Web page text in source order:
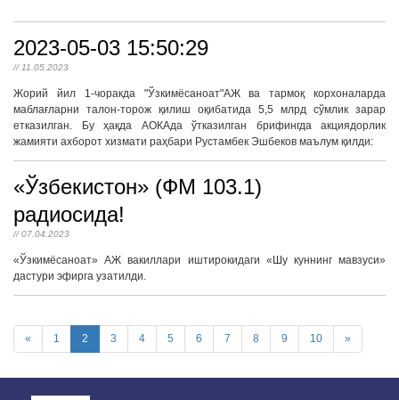
2023-05-03 15:50:29
// 11.05.2023
Жорий йил 1-чоракда "Ўзкимёсаноат"АЖ ва тармоқ корхоналарда
маблағларни талон-торож қилиш оқибатида 5,5 млрд сўмлик зарар
етказилган. Бу ҳақда АОКАда ўтказилган брифингда акциядорлик
жамияти ахборот хизмати раҳбари Рустамбек Эшбеков маълум қилди:
«Ўзбекистон» (ФМ 103.1)
радиосида!
// 07.04.2023
«Ўзкимёсаноат» АЖ вакиллари иштирокидаги «Шу куннинг мавзуси»
дастури эфирга узатилди.
« 1 2 3 4 5 6 7 8 9 10 »